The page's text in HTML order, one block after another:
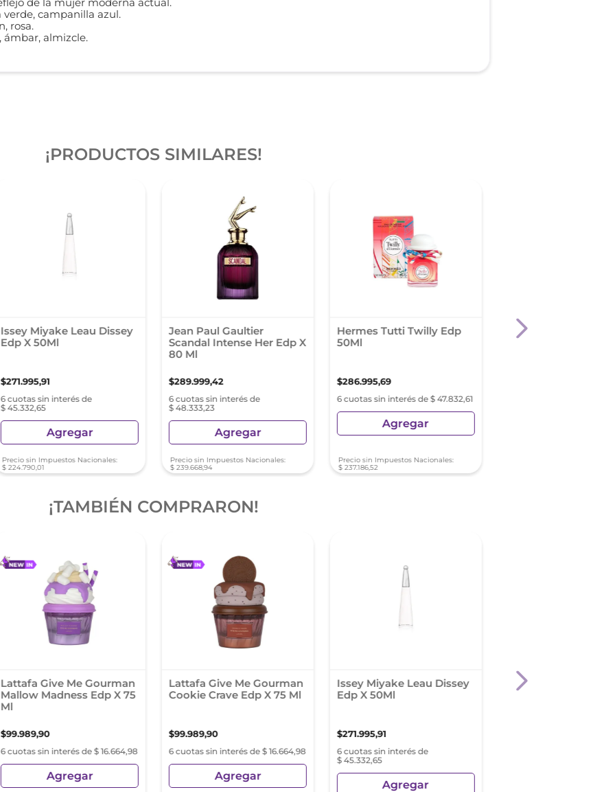
verde, campanilla azul.
rosa.
ámbar, almizcle.
¡PRODUCTOS SIMILARES!
Issey Miyake Leau Dissey
Edp X 50Ml
$271.995,91
6 cuotas sin interés de
$ 45.332,65
Agregar
Precio sin Impuestos Nacionales:
$ 224.790,01
Jean Paul Gaultier
Scandal Intense Her Edp X
80 Ml
$289.999,42
6 cuotas sin interés de
$ 48.333,23
Agregar
Precio sin Impuestos Nacionales:
$ 239.668,94
Hermes Tutti Twilly Edp
50Ml
$286.995,69
6 cuotas sin interés de $ 47.832,61
Agregar
Precio sin Impuestos Nacionales:
$ 237.186,52
Rabanne Fame
Pink Edp X 80Ml
¡TAMBIÉN COMPRARON!
Lattafa Give Me Gourman
Mallow Madness Edp X 75
Ml
$99.989,90
6 cuotas sin interés de $ 16.664,98
Agregar
Lattafa Give Me Gourman
Cookie Crave Edp X 75 Ml
$99.989,90
6 cuotas sin interés de $ 16.664,98
Agregar
Issey Miyake Leau Dissey
Edp X 50Ml
$271.995,91
6 cuotas sin interés de
$ 45.332,65
Agregar
Thierry Mugler
100 Ml Recargable